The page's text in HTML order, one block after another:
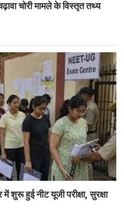
चोरी मामले के विस्तृत तथ्य
शुरू हुई नीट यूजी परीक्षा, सुरक्षा